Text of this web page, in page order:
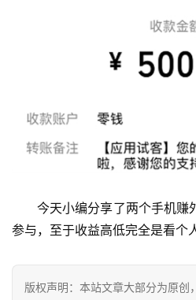
手
P
今天小编分享了两个手机赚
参与，至于收益高低完全是看个
版权声明：本站文章大部分为原创